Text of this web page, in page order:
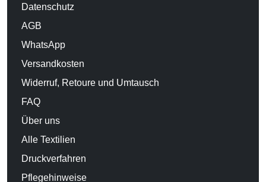
Datenschutz
AGB
WhatsApp
Versandkosten
Widerruf, Retoure und Umtausch
FAQ
Über uns
Alle Textilien
Druckverfahren
Pflegehinweise